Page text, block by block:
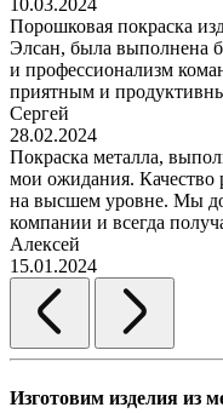
10.03.2024
Порошковая покраска
Элсан, была выполнена
и профессионализм
приятным и
Сергей
28.02.2024
Покраска металла,
мои ожидания. Качество
на высшем уровне. Мы
компании и всегда
Алексей
15.01.2024
Изготовим изделия из